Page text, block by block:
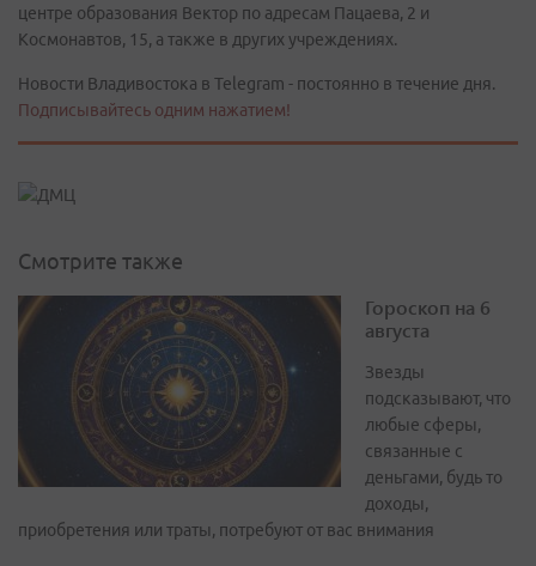
центре образования Вектор по адресам Пацаева, 2 и
Космонавтов, 15, а также в других учреждениях.
Новости Владивостока в Telegram - постоянно в течение дня.
Подписывайтесь одним нажатием!
Смотрите также
Гороскоп на 6
августа
Звезды
подсказывают, что
любые сферы,
связанные с
деньгами, будь то
доходы,
приобретения или траты, потребуют от вас внимания